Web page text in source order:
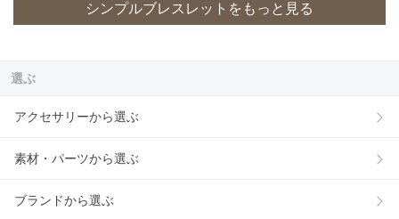
シンプルブレスレットをもっと見る
選ぶ
アクセサリーから選ぶ
素材・パーツから選ぶ
ブランドから選ぶ